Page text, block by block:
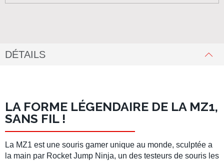
DÉTAILS
LA FORME LÉGENDAIRE DE LA MZ1,
SANS FIL !
La MZ1 est une souris gamer unique au monde, sculptée a
la main par Rocket Jump Ninja, un des testeurs de souris les